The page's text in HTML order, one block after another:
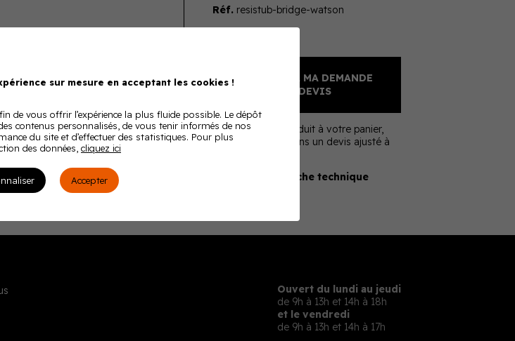
Réf.resistub-bridge-watson
AJOUTER À MA DEMANDE
DE DEVIS
En ajoutant ce produit à votre panier,
nous vous enverrons un devis ajusté à
Télécharger la fiche technique
Ouvert du lundi au jeudi
de 9h à 13h et 14h à 18h
et le vendredi
de 9h à 13h et 14h à 17h
sur mesure en acceptant les cookies !
de vous offrir l’expérience la plus fluide possible. Le dépôt
contenus personnalisés, de vous tenir informés de nos
du site et d’effectuer des statistiques. Pour plus
des données, cliquez ici
Accepter